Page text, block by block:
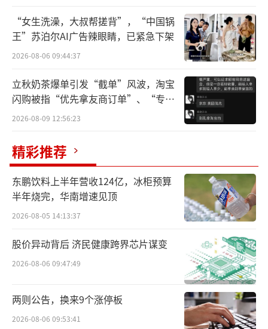
在农夫山泉年末举行的经销商大会上，就
再次重申了“做强水、做大茶、拓新品”的核
而农夫山泉的即饮茶和包装水两大核心业
务板块的快速增长，成为机构看好的重要原
因。
比如高盛做出上述预测的主要原因，就是
主要受惠于包装水及茶饮品增长略胜预期，以
及净利润率温和扩张。
而星辰则在研报中指出，2025年，农夫山
泉的包装水业务将重新恢复销售动力。非水饮
料业务增长将保持两位数的强劲势头。其中，
受惠于强大的产品差异化及渠道扩张，2025年
下半年，预计农夫山泉的即饮茶业务销售同比
增长20%，包装水销售同比增长14%。
“女生洗澡，大叔帮搓背”，“中国锅
王”苏泊尔AI广告辣眼睛，已紧急下架
2026-08-06 09:44:37
立秋奶茶爆单引发“截单”风波，淘宝
闪购被指“优先拿友商订单”、“专挑
贵的拿”
2026-08-09 12:56:23
精彩推荐
东鹏饮料上半年营收124亿，冰柜预算
半年烧完，华南增速见顶
2026-08-05 14:13:37
股价异动背后 济民健康跨界芯片谋变
2026-08-06 09:47:49
两则公告，换来9个涨停板
2026-08-06 09:53:41